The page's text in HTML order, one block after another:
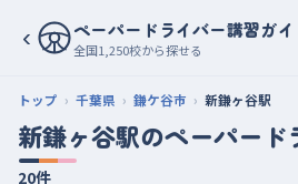
‹ ペーパードライバー講習ガイ
全国1,250校から探せる
トップ 千葉県 鎌ケ谷市 新鎌ヶ谷駅
新鎌ヶ谷駅のペーパード
20件